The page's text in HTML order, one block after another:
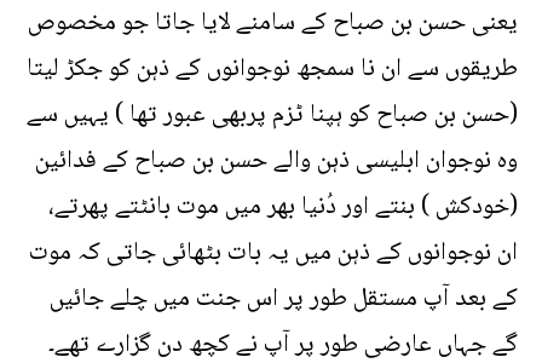
یعنی حسن بن صباح کے سامنے لایا جاتا جو مخصوص
طریقوں سے ان نا سمجھ نوجوانوں کے ذہن کو جکڑ لیتا
(حسن بن صباح کو ہپنا ٹزم پربھی عبور تھا ) یہیں سے
وہ نوجوان ابلیسی ذہن والے حسن بن صباح کے فدائین
(خودکش ) بنتے اور دُنیا بھر میں موت بانٹتے پھرتے،
ان نوجوانوں کے ذہن میں یہ بات بٹھائی جاتی کہ موت
کے بعد آپ مستقل طور پر اس جنت میں چلے جائیں
گے جہاں عارضی طور پر آپ نے کچھ دن گزارے تھے۔